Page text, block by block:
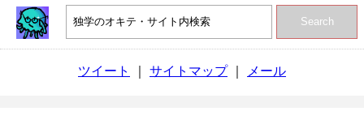
Search
ツイート サイトマップ｜ メール